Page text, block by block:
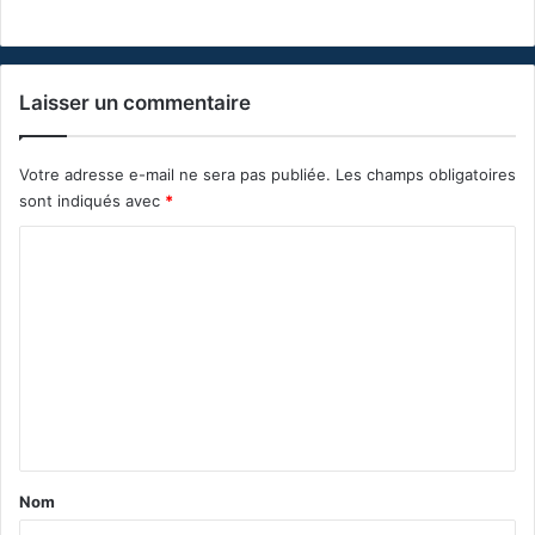
Laisser un commentaire
Votre adresse e-mail ne sera pas publiée. Les champs obligatoires
sont indiqués avec *
a
Nom